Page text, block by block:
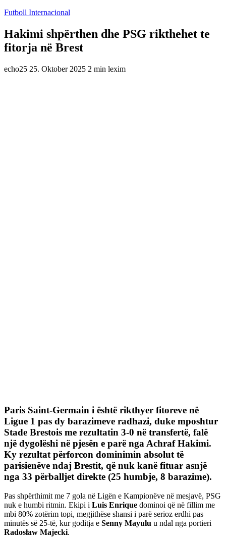
Futboll Internacional
Hakimi shpërthen dhe PSG rikthehet te
fitorja në Brest
echo25 25. Oktober 2025 2 min lexim
Paris Saint-Germain i është rikthyer fitoreve në
Ligue 1 pas dy barazimeve radhazi, duke mposhtur
Stade Brestois me rezultatin 3-0 në transfertë, falë
një dygolëshi në pjesën e parë nga Achraf Hakimi.
Ky rezultat përforcon dominimin absolut të
parisienëve ndaj Brestit, që nuk kanë fituar asnjë
nga 33 përballjet direkte (25 humbje, 8 barazime).
Pas shpërthimit me 7 gola në Ligën e Kampionëve në mesjavë, PSG
nuk e humbi ritmin. Ekipi i Luis Enrique dominoi që në fillim me
mbi 80% zotërim topi, megjithëse shansi i parë serioz erdhi pas
minutës së 25-të, kur goditja e Senny Mayulu u ndal nga portieri
Radosław Majecki.